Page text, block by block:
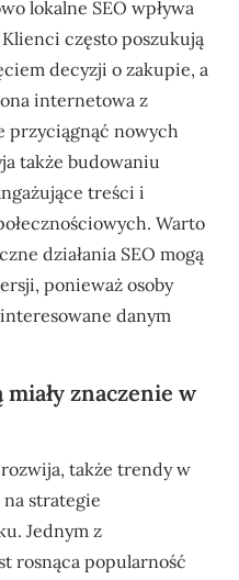
lokalne SEO wpływa
często poszukują
decyzji o zakupie, a
internetowa z
przyciągnąć nowych
także budowaniu
treści i
Warto
działania SEO mogą
ponieważ osoby
danym
znaczenie w
także trendy w
na strategie
Jednym z
rosnąca popularność